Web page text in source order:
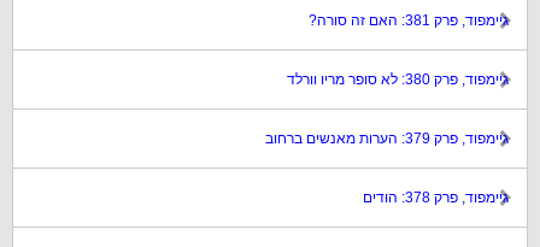
גיימפוד, פרק 381: האם זה סורה?
גיימפוד, פרק 380: לא סופר מריו וורלד
גיימפוד, פרק 379: הערות מאנשים ברחוב
גיימפוד, פרק 378: הודים